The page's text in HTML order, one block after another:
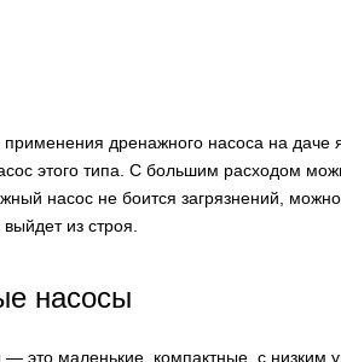
дренажного насоса на даче
этого типа. С большим расходом
насос не боится загрязнений,
из строя.
насосы
это маленькие, компактные, с низким